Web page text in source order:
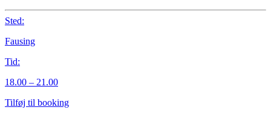
Sted:
Fausing
Tid:
18.00 – 21.00
Tilføj til booking